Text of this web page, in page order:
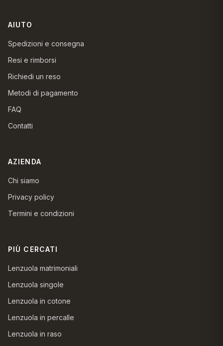
AIUTO
Spedizioni e consegna
Resi e rimborsi
Richiedi un reso
Metodi di pagamento
FAQ
Contatti
AZIENDA
Chi siamo
Privacy policy
Termini e condizioni
PIÙ CERCATI
Lenzuola matrimoniali
Lenzuola singole
Lenzuola in cotone
Lenzuola in percalle
Lenzuola in raso